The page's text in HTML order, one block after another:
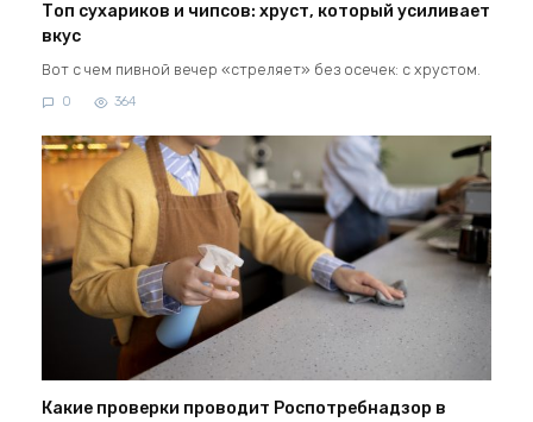
Топ сухариков и чипсов: хруст, который усиливает
вкус
Вот с чем пивной вечер «стреляет» без осечек: с хрустом.
0 364
Какие проверки проводит Роспотребнадзор в